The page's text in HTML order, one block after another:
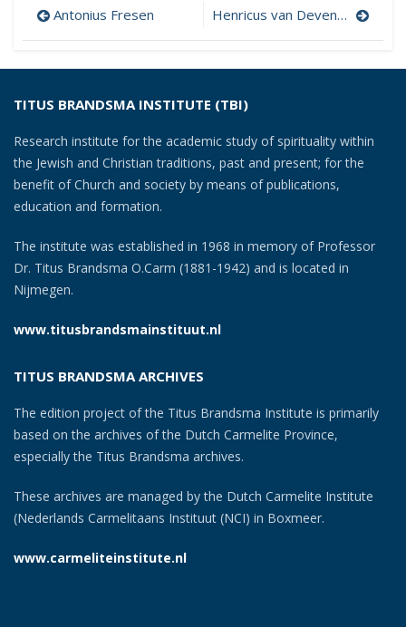
Post
navigation
Antonius Fresen Henricus van Deventer
TITUS BRANDSMA INSTITUTE (TBI)
Research institute for the academic study of spirituality within
the Jewish and Christian traditions, past and present; for the
benefit of Church and society by means of publications,
education and formation.
The institute was established in 1968 in memory of Professor
Dr. Titus Brandsma O.Carm (1881-1942) and is located in
Nijmegen.
www.titusbrandsmainstituut.nl
TITUS BRANDSMA ARCHIVES
The edition project of the Titus Brandsma Institute is primarily
based on the archives of the Dutch Carmelite Province,
especially the Titus Brandsma archives.
These archives are managed by the Dutch Carmelite Institute
(Nederlands Carmelitaans Instituut (NCI) in Boxmeer.
www.carmeliteinstitute.nl